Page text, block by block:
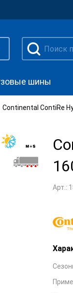
шины
Continental ContiRe
Арт.: